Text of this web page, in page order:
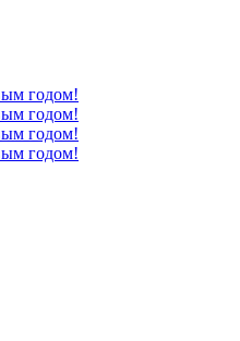
годом!
годом!
годом!
годом!